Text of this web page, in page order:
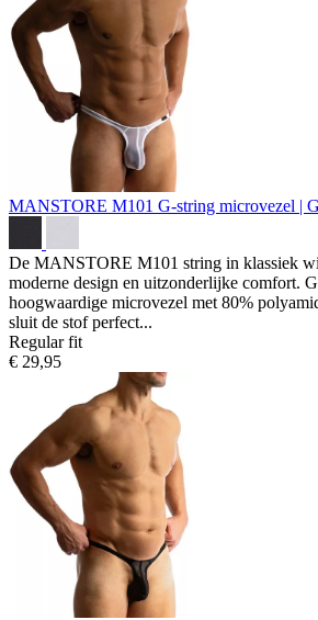
MANSTORE M101 G-string microvezel |
De MANSTORE M101 string in klassiek
moderne design en uitzonderlijke comfort.
hoogwaardige microvezel met 80%
sluit de stof perfect...
Regular fit
€ 29,95